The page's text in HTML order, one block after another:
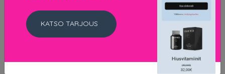
KATSO TARJOUS